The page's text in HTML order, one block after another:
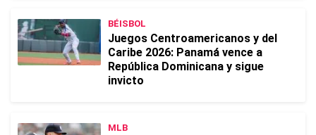
BÉISBOL
Juegos Centroamericanos y del
Caribe 2026: Panamá vence a
República Dominicana y sigue
invicto
MLB